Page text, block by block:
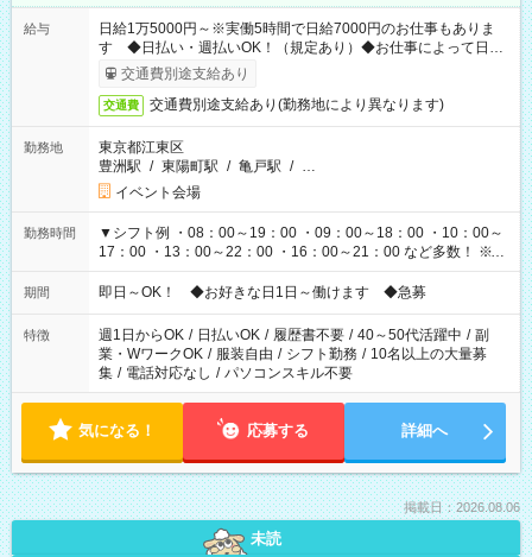
給与
日給1万5000円～※実働5時間で日給7000円のお仕事もありま
す ◆日払い・週払いOK！（規定あり）◆お仕事によって日給
も異なります
交通費別途支給あり
交通費 交通費別途支給あり(勤務地により異なります)
勤務地
東京都江東区
豊洲駅 / 東陽町駅 / 亀戸駅 / …
イベント会場
勤務時間
▼シフト例 ・08：00～19：00 ・09：00～18：00 ・10：00～
17：00 ・13：00～22：00 ・16：00～21：00 など多数！ ※お
仕事により勤務時間が異なります
期間 即日～OK！ ◆お好きな日1日～働けます ◆急募
特徴 週1日からOK / 日払いOK / 履歴書不要 / 40～50代活躍中 / 副
業・WワークOK / 服装自由 / シフト勤務 / 10名以上の大量募
集 / 電話対応なし / パソコンスキル不要
気になる！ 応募する 詳細へ
掲載日：2026.08.06
未読